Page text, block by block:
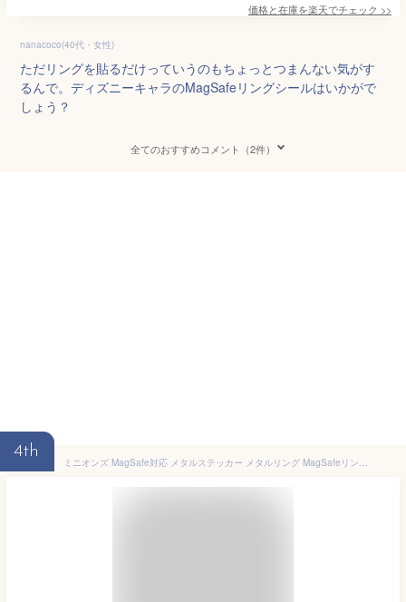
価格と在庫を楽天でチェック >>
nanacoco(40代・女性)
ただリングを貼るだけっていうのもちょっとつまんない気がす
るんで。ディズニーキャラのMagSafeリングシールはいかがで
しょう？
全てのおすすめコメント（2件）
4th
ミニオンズ MagSafe対応 メタルステッカー メタルリング MagSafeリング シール マグセーフ 拡張 ミニオン ボブ ティム 怪盗グルー iPhone15 iPhone14 iPhone13 iPhone12リングシール キャラクター